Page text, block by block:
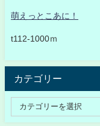
萌えっとこあに！
t112-1000ｍ
カテゴリー